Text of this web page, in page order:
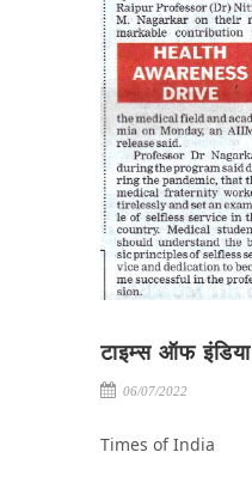
टाइम्स ऑफ इंडिया
06/07/2022
Times of India